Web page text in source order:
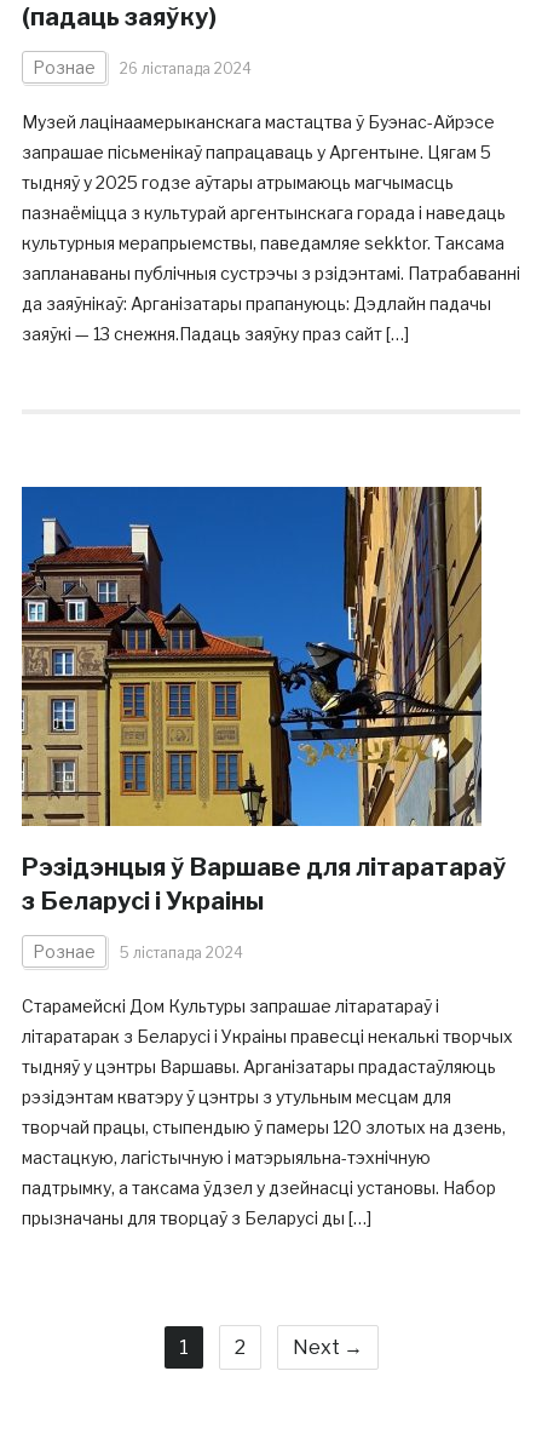
(падаць заяўку)
Рознае 26 лістапада 2024
Музей лацінаамерыканскага мастацтва ў Буэнас-Айрэсе
запрашае пісьменікаў папрацаваць у Аргентыне. Цягам 5
тыдняў у 2025 годзе аўтары атрымаюць магчымасць
пазнаёміцца з культурай аргентынскага горада і наведаць
культурныя мерапрыемствы, паведамляе sekktor. Таксама
запланаваны публічныя сустрэчы з рзідэнтамі. Патрабаванні
да заяўнікаў: Арганізатары прапануюць: Дэдлайн падачы
заяўкі — 13 снежня.Падаць заяўку праз сайт […]
Рэзідэнцыя ў Варшаве для літаратараў
з Беларусі і Украіны
Рознае 5 лістапада 2024
Старамейскі Дом Культуры запрашае літаратараў і
літаратарак з Беларусі і Украіны правесці некалькі творчых
тыдняў у цэнтры Варшавы. Арганізатары прадастаўляюць
рэзідэнтам кватэру ў цэнтры з утульным месцам для
творчай працы, стыпендыю ў памеры 120 злотых на дзень,
мастацкую, лагістычную і матэрыяльна-тэхнічную
падтрымку, а таксама ўдзел у дзейнасці установы. Набор
прызначаны для творцаў з Беларусі ды […]
1 2 Next →